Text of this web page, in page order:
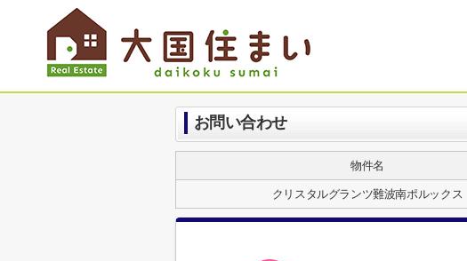
お問い合わせ
物件名
クリスタルグランツ難波南ポルックス